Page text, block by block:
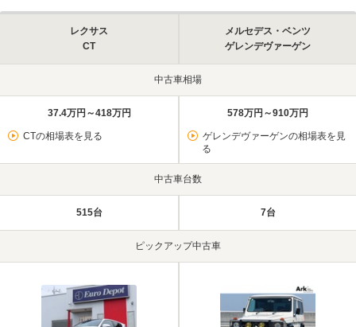
レクサス
CT
メルセデス・ベンツ
ゲレンデヴァーゲン
中古車相場
37.4万円～418万円
CTの相場表を見る
578万円～910万円
ゲレンデヴァーゲンの相場表を見
る
中古車台数
515台 7台
ピックアップ中古車